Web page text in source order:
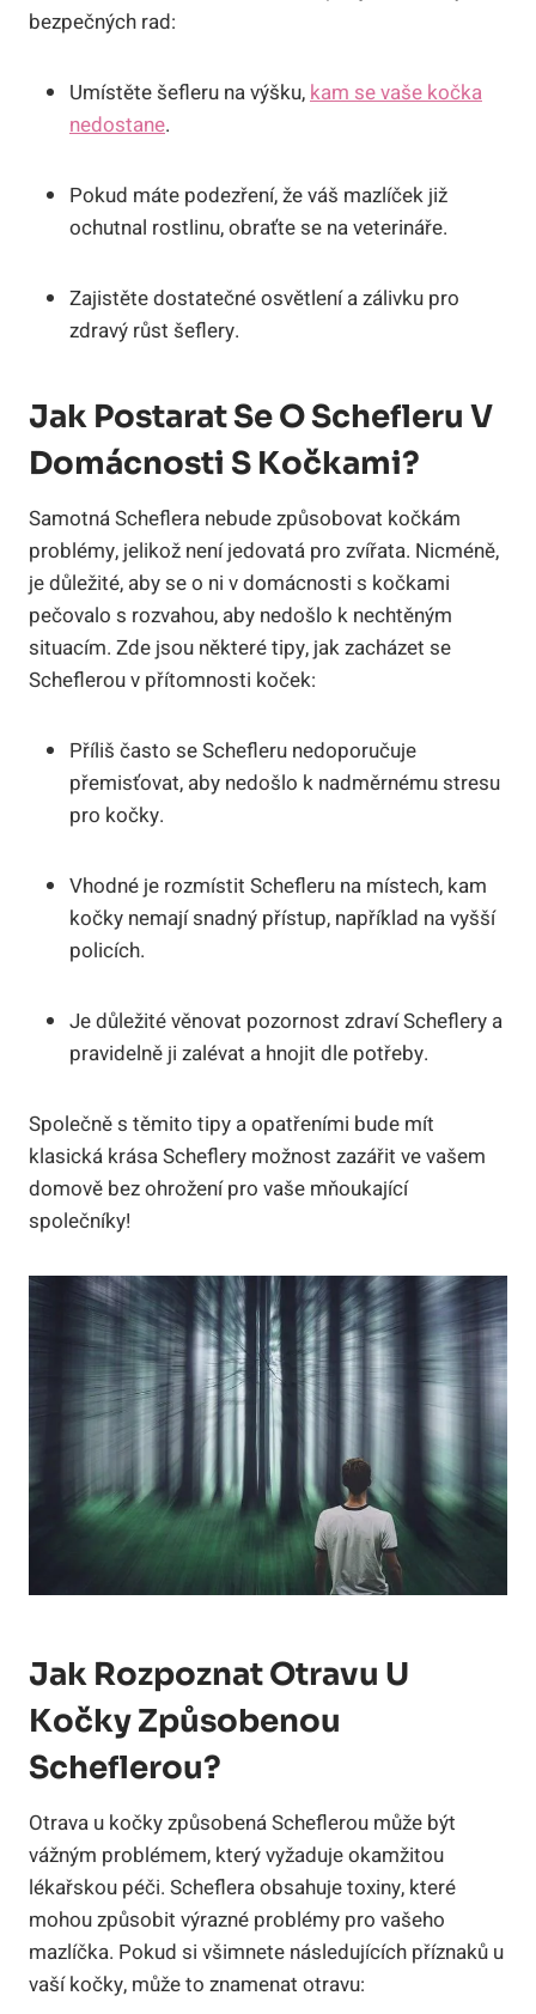
bezpečných rad:
Umístěte šefleru na výšku, kam se vaše kočka
nedostane.
Pokud máte podezření, že váš mazlíček již
ochutnal rostlinu, obraťte se na veterináře.
Zajistěte dostatečné osvětlení a zálivku pro
zdravý růst šeflery.
Jak Postarat Se O Schefleru V
Domácnosti S Kočkami?
Samotná Scheflera nebude způsobovat kočkám
problémy, jelikož není jedovatá pro zvířata. Nicméně,
je důležité, aby se o ni v domácnosti s kočkami
pečovalo s rozvahou, aby nedošlo k nechtěným
situacím. Zde jsou některé tipy, jak zacházet se
Scheflerou v přítomnosti koček:
Příliš často se Schefleru nedoporučuje
přemisťovat, aby nedošlo k nadměrnému stresu
pro kočky.
Vhodné je rozmístit Schefleru na místech, kam
kočky nemají snadný přístup, například na vyšší
policích.
Je důležité věnovat pozornost zdraví Scheflery a
pravidelně ji zalévat a hnojit dle potřeby.
Společně s těmito tipy a opatřeními bude mít
klasická krása Scheflery možnost zazářit ve vašem
domově bez ohrožení pro vaše mňoukající
společníky!
Jak Rozpoznat Otravu U
Kočky Způsobenou
Scheflerou?
Otrava u kočky způsobená Scheflerou může být
vážným problémem, který vyžaduje okamžitou
lékařskou péči. Scheflera obsahuje toxiny, které
mohou způsobit výrazné problémy pro vašeho
mazlíčka. Pokud si všimnete následujících příznaků u
vaší kočky, může to znamenat otravu: